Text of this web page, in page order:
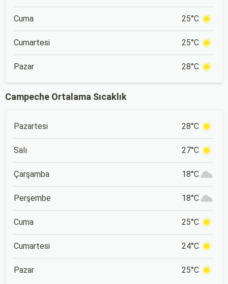
Cuma 25°C
Cumartesi 25°C
Pazar 28°C
Campeche Ortalama Sıcaklık
Pazartesi 28°C
Salı 27°C
Çarşamba 18°C
Perşembe 18°C
Cuma 25°C
Cumartesi 24°C
Pazar 25°C